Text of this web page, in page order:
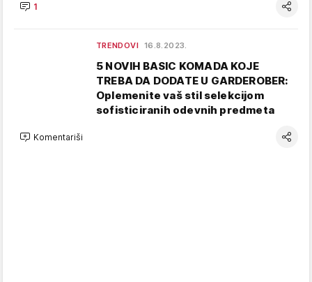
1
TRENDOVI 16.8.2023.
5 NOVIH BASIC KOMADA KOJE
TREBA DA DODATE U GARDEROBER:
Oplemenite vaš stil selekcijom
sofisticiranih odevnih predmeta
Komentariši